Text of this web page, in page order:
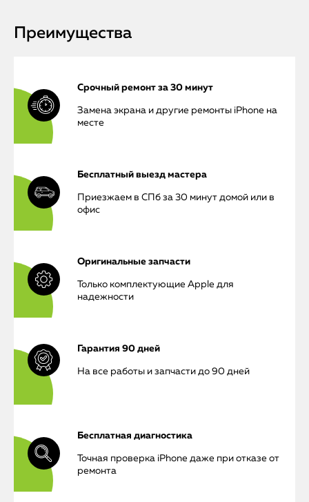
Преимущества
Срочный ремонт за 30 минут
Замена экрана и другие ремонты iPhone на
месте
Бесплатный выезд мастера
Приезжаем в СПб за 30 минут домой или в
офис
Оригинальные запчасти
Только комплектующие Apple для
надежности
Гарантия 90 дней
На все работы и запчасти до 90 дней
Бесплатная диагностика
Точная проверка iPhone даже при отказе от
ремонта